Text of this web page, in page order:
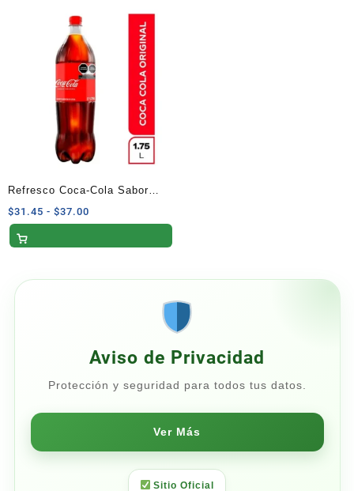
$18.00
Refresco Coca-Cola Sabor
Original 1.75 Litros
$31.45 - $37.00
de
$31.45
Aviso de Privacidad
Protección y seguridad para todos tus datos.
Ver Más
Sitio Oficial